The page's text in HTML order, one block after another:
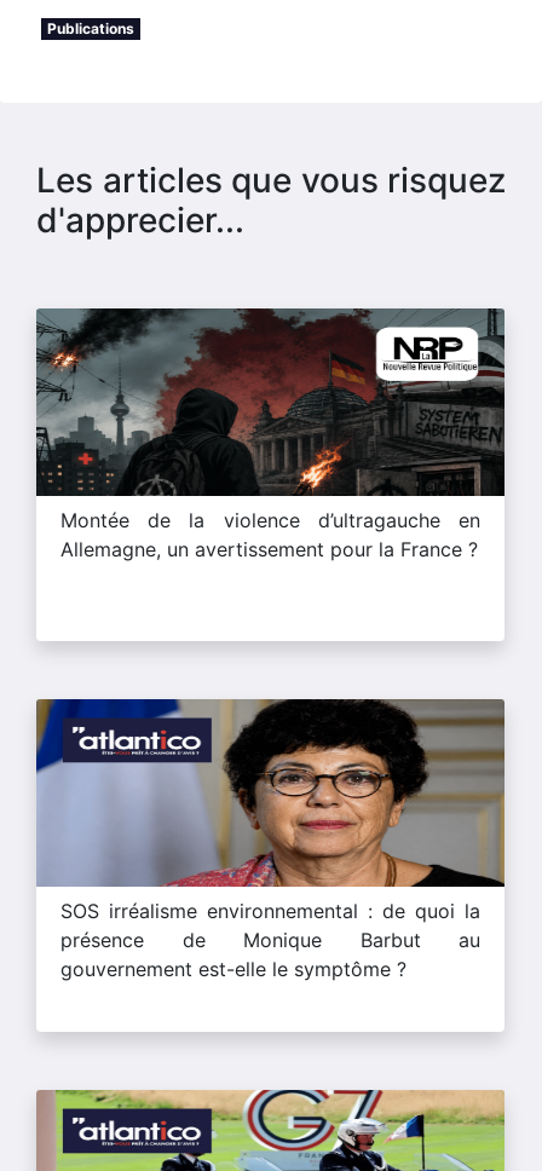
Publications
Les articles que vous risquez
d'apprecier...
Montée de la violence d’ultragauche en
Allemagne, un avertissement pour la France ?
SOS irréalisme environnemental : de quoi la
présence de Monique Barbut au
gouvernement est-elle le symptôme ?